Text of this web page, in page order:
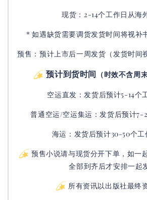
现货：2-14个工作日从海
* 如遇缺货需要调货发货时间将视补
预售：预计上市后一周发货（发货时间
预计到货时间 （时效不含周
空运直发：发货后预计5-14个
普通空运/空运集运：发货后预计7-
海运：发货后预计30-50个工
预售小说请与现货分开下单，如一
全部到齐后才安排一起
所有资讯以出版社最终